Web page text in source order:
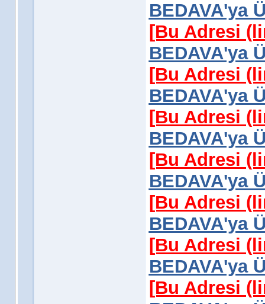
BEDAVA'ya
[Bu Adresi
BEDAVA'ya
[Bu Adresi
BEDAVA'ya
[Bu Adresi
BEDAVA'ya
[Bu Adresi
BEDAVA'ya
[Bu Adresi
BEDAVA'ya
[Bu Adresi
BEDAVA'ya
[Bu Adresi